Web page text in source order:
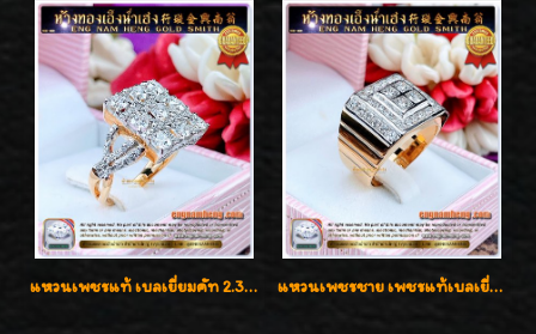
แหวนเพชรแท้ เบลเยี่ยมคัท 2.39 กะรัต น้ำ 98 F-Color/VVS ดีไซน์หน้ากว้างหรูเต็มนิ้ว แหวนเพชรชาย เพชรแท้เบลเยี่ยมคัท น้ำ100% D-Color/VVS 2.46 กะรัต